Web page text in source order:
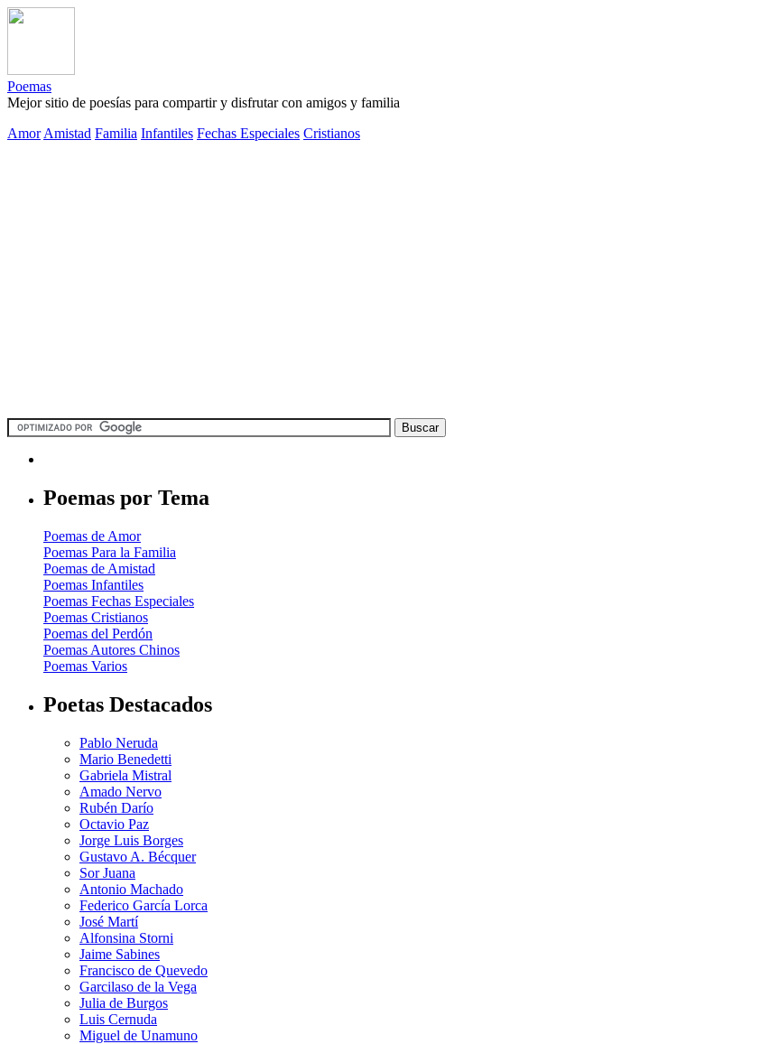
Poemas
Mejor sitio de poesías para compartir y disfrutar con amigos y familia
Amor Amistad Familia Infantiles Fechas Especiales Cristianos
Poemas por Tema
Poemas de Amor
Poemas Para la Familia
Poemas de Amistad
Poemas Infantiles
Poemas Fechas Especiales
Poemas Cristianos
Poemas del Perdón
Poemas Autores Chinos
Poemas Varios
Poetas Destacados
Pablo Neruda
Mario Benedetti
Gabriela Mistral
Amado Nervo
Rubén Darío
Octavio Paz
Jorge Luis Borges
Gustavo A. Bécquer
Sor Juana
Antonio Machado
Federico García Lorca
José Martí
Alfonsina Storni
Jaime Sabines
Francisco de Quevedo
Garcilaso de la Vega
Julia de Burgos
Luis Cernuda
Miguel de Unamuno